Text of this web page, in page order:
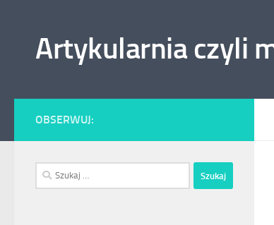
Artykularnia czyli
OBSERWUJ:
Szukaj: